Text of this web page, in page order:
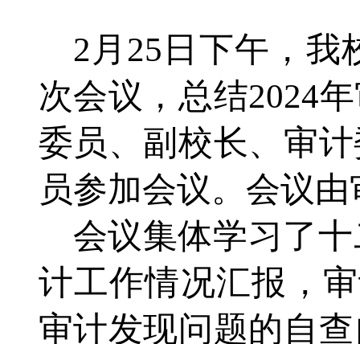
2月25日下午，我
次会议，总结2024
委员、副校长、审
员参加会议。会议
会议集体学习了
计工作情况汇报，
审计发现问题的自